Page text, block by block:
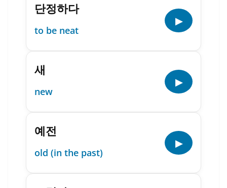
단정하다
to be neat
▶
새
new
▶
예전
old (in the past)
▶